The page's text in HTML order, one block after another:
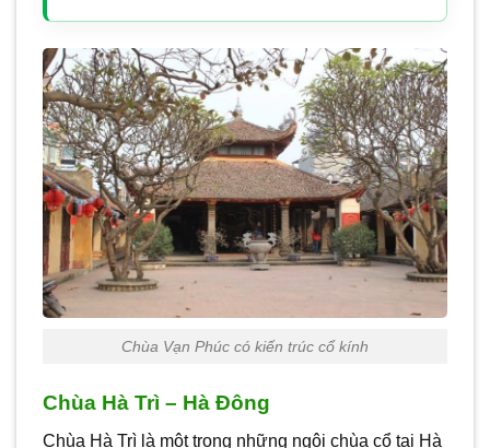
Chùa Vạn Phúc có kiến trúc cổ kính
Chùa Hà Trì – Hà Đông
Chùa Hà Trì là một trong những ngôi chùa cổ tại Hà